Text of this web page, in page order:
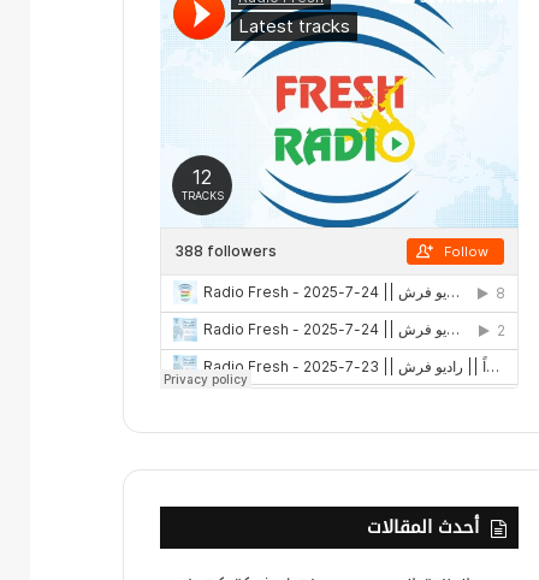
أحدث المقالات